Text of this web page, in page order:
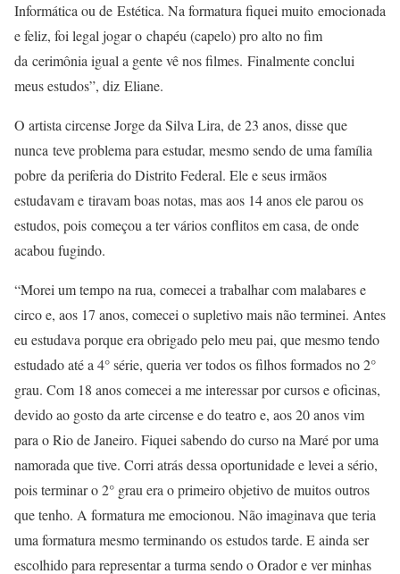
Informática ou de Estética. Na formatura fiquei muito emocionada
e feliz, foi legal jogar o chapéu (capelo) pro alto no fim
da cerimônia igual a gente vê nos filmes. Finalmente conclui
meus estudos”, diz Eliane.
O artista circense Jorge da Silva Lira, de 23 anos, disse que
nunca teve problema para estudar, mesmo sendo de uma família
pobre da periferia do Distrito Federal. Ele e seus irmãos
estudavam e tiravam boas notas, mas aos 14 anos ele parou os
estudos, pois começou a ter vários conflitos em casa, de onde
acabou fugindo.
“Morei um tempo na rua, comecei a trabalhar com malabares e
circo e, aos 17 anos, comecei o supletivo mais não terminei. Antes
eu estudava porque era obrigado pelo meu pai, que mesmo tendo
estudado até a 4° série, queria ver todos os filhos formados no 2°
grau. Com 18 anos comecei a me interessar por cursos e oficinas,
devido ao gosto da arte circense e do teatro e, aos 20 anos vim
para o Rio de Janeiro. Fiquei sabendo do curso na Maré por uma
namorada que tive. Corri atrás dessa oportunidade e levei a sério,
pois terminar o 2° grau era o primeiro objetivo de muitos outros
que tenho. A formatura me emocionou. Não imaginava que teria
uma formatura mesmo terminando os estudos tarde. E ainda ser
escolhido para representar a turma sendo o Orador e ver minhas